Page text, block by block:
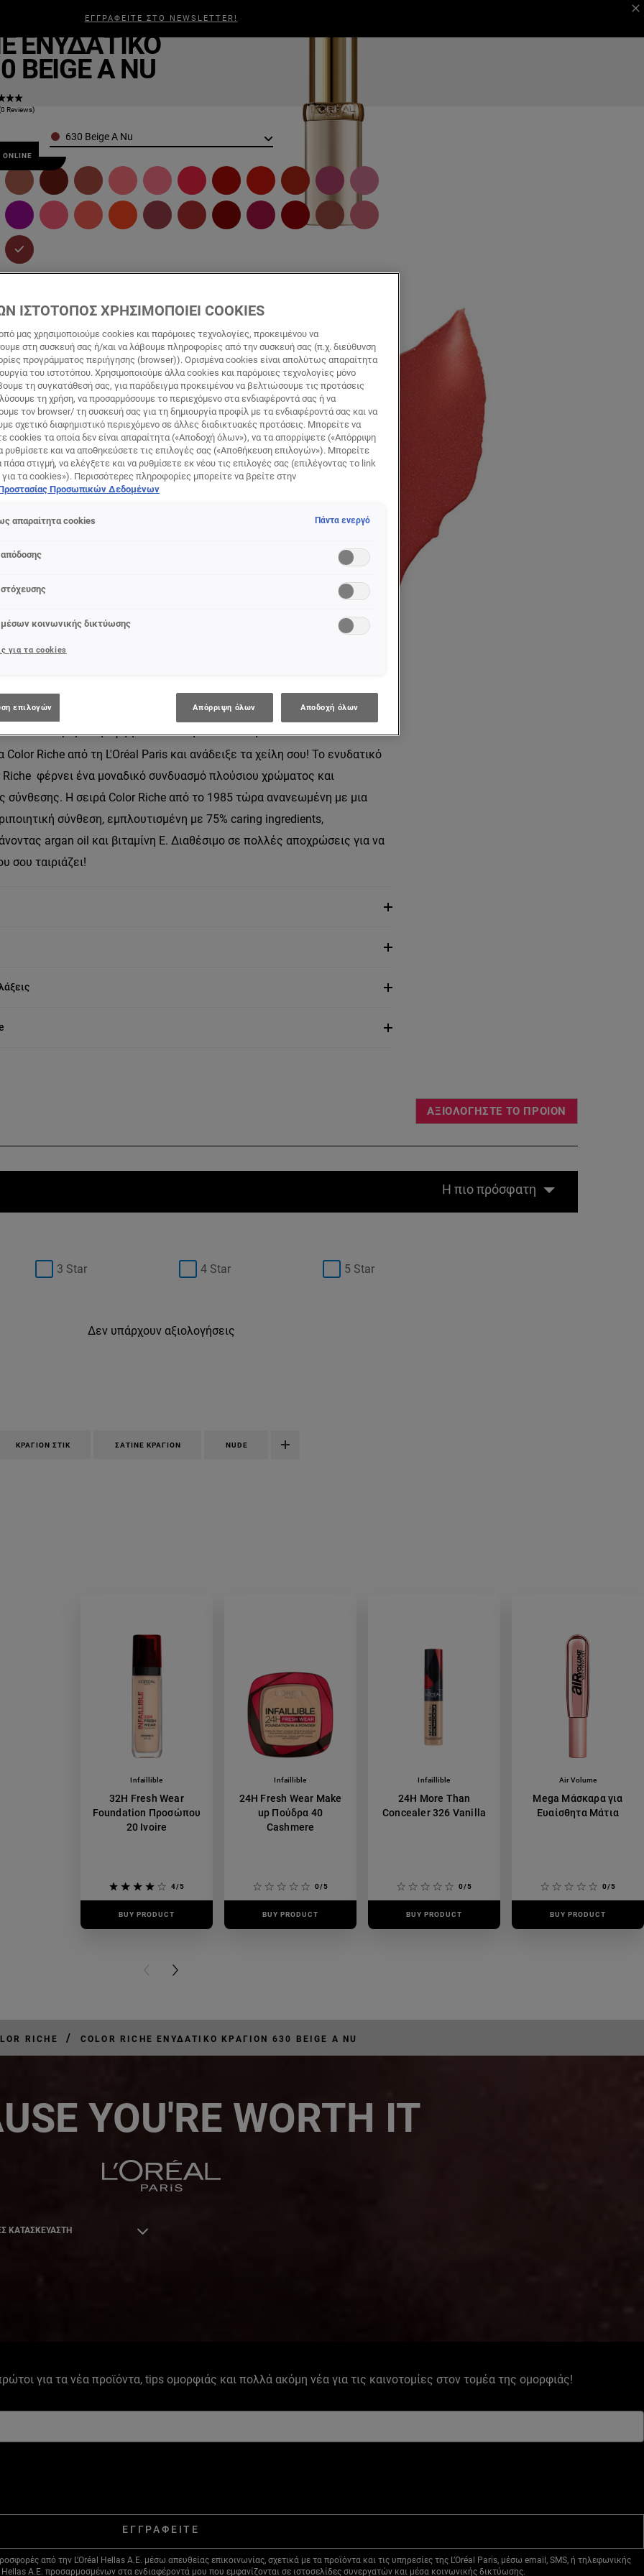
ΕΓΓΡΑΦΕΙΤΕ ΣΤΟ NEWSLETTER!
EΝΥΔΑΤΙΚΌ
BEIGE A NU
Reviews)
Color630 Beige A Nu
και κρεμώδη υφή για εντατική ενυδάτωση.
Riche από τη L'Oréal Paris και ανάδειξε τα χείλη σου! To ενυδατικό
Riche φέρνει ένα μοναδικό συνδυασμό πλούσιου χρώματος και
σύνθεσης. Η σειρά Color Riche από το 1985 τώρα ανανεωμένη με μια
σύνθεση, εμπλουτισμένη με 75% caring ingredients,
argan oil και βιταμίνη Ε. Διαθέσιμο σε πολλές αποχρώσεις για να
σου ταιριάζει!
ΑΞΙΟΛΟΓΗΣΤΕ ΤΟ ΠΡΟΙΟΝ
Η πιο πρόσφατη
3 Star 4 Star 5 Star
Δεν υπάρχουν αξιολογήσεις
ΚΡΑΓΙΌΝ ΣΤΙΚ ΣΑΤΙΝΈ ΚΡΑΓΙΌΝ NUDE
Infaillible
32H Fresh Wear
Foundation Προσώπου
20 Ivoire
4/5
BUY PRODUCT
Infaillible
24H Fresh Wear Make
up Πούδρα 40
Cashmere
0/5
BUY PRODUCT
Infaillible
24H More Than
Concealer 326 Vanilla
0/5
BUY PRODUCT
Air Volume
Mega Μάσκαρα για
Ευαίσθητα Μάτια
0/5
BUY PRODUCT
PREVIOUS CARD
NEXT CARD
RICHE / COLOR RICHE EΝΥΔΑΤΙΚΌ ΚΡΑΓΙΌΝ 630 BEIGE A NU
YOU'RE WORTH IT
ΚΑΤΑΣΚΕΥΑΣΤΗ
για τα νέα προϊόντα, tips ομορφιάς και πολλά ακόμη νέα για τις καινοτομίες στον τομέα της ομορφιάς!
ΕΓΓΡΑΦΕΙΤΕ
από την L’Oréal Hellas A.E. μέσω απευθείας επικοινωνίας, σχετικά με τα προϊόντα και τις υπηρεσίες της L’Oréal Paris, μέσω email, SMS, ή τηλεφωνικής
A.E. προσαρμοσμένων στα ενδιαφέροντά μου που εμφανίζονται σε ιστοσελίδες συνεργατών και μέσα κοινωνικής δικτύωσης.
ΙΣΤΟΤΟΠΟΣ ΧΡΗΣΙΜΟΠΟΙΕΙ COOKIES
μας χρησιμοποιούμε cookies και παρόμοιες τεχνολογίες, προκειμένου να
στη συσκευή σας ή/και να λάβουμε πληροφορίες από την συσκευή σας (π.χ. διεύθυνση
προγράμματος περιήγησης (browser)). Ορισμένα cookies είναι απολύτως απαραίτητα
του ιστοτόπου. Χρησιμοποιούμε άλλα cookies και παρόμοιες τεχνολογίες μόνο
τη συγκατάθεσή σας, για παράδειγμα προκειμένου να βελτιώσουμε τις προτάσεις
τη χρήση, να προσαρμόσουμε το περιεχόμενο στα ενδιαφέροντά σας ή να
τον browser/ τη συσκευή σας για τη δημιουργία προφίλ με τα ενδιαφέροντά σας και να
σχετικό διαφημιστικό περιεχόμενο σε άλλες διαδικτυακές προτάσεις. Μπορείτε να
cookies τα οποία δεν είναι απαραίτητα («Αποδοχή όλων»), να τα απορρίψετε («Απόρριψη
ρυθμίσετε και να αποθηκεύσετε τις επιλογές σας («Αποθήκευση επιλογών»). Μπορείτε
πάσα στιγμή, να ελέγξετε και να ρυθμίσετε εκ νέου τις επιλογές σας (επιλέγοντας το link
για τα cookies»). Περισσότερες πληροφορίες μπορείτε να βρείτε στην
Προσωπικών Δεδομένων
απαραίτητα cookies Πάντα ενεργό
κοινωνικής δικτύωσης
για τα cookies
επιλογών Απόρριψη όλων Αποδοχή όλων